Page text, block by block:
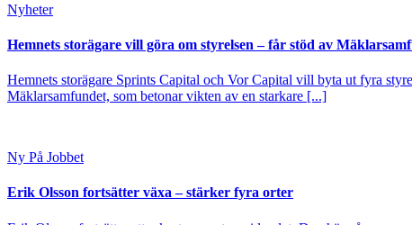
Nyheter
Hemnets storägare vill göra om styrelsen – får stöd av
Hemnets storägare Sprints Capital och Vor Capital vill byta ut fyra
Mäklarsamfundet, som betonar vikten av en starkare [...]
Ny På Jobbet
Erik Olsson fortsätter växa – stärker fyra orter